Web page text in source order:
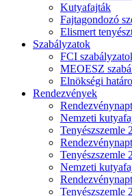
Kutyafajták
Fajtagondozó
Elismert
Szabályzatok
FCI
MEOESZ
Elnökségi
Rendezvények
Nemzeti
Tenyészszemle
Tenyészszemle
Nemzeti
Tenyészszemle